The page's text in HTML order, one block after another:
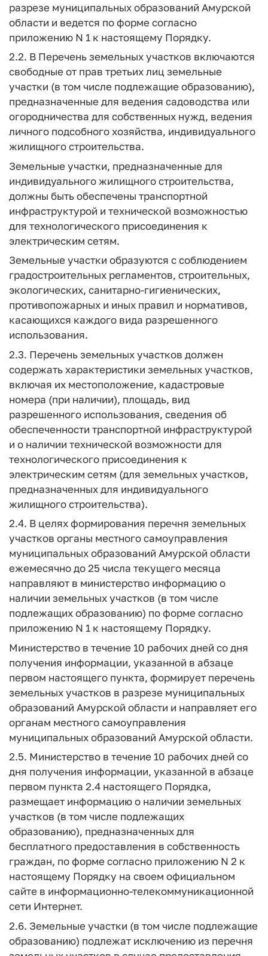
разрезе муниципальных образований Амурской
области и ведется по форме согласно
приложению N 1 к настоящему Порядку.
2.2. В Перечень земельных участков включаются
свободные от прав третьих лиц земельные
участки (в том числе подлежащие образованию),
предназначенные для ведения садоводства или
огородничества для собственных нужд, ведения
личного подсобного хозяйства, индивидуального
жилищного строительства.
Земельные участки, предназначенные для
индивидуального жилищного строительства,
должны быть обеспечены транспортной
инфраструктурой и технической возможностью
для технологического присоединения к
электрическим сетям.
Земельные участки образуются с соблюдением
градостроительных регламентов, строительных,
экологических, санитарно-гигиенических,
противопожарных и иных правил и нормативов,
касающихся каждого вида разрешенного
использования.
2.3. Перечень земельных участков должен
содержать характеристики земельных участков,
включая их местоположение, кадастровые
номера (при наличии), площадь, вид
разрешенного использования, сведения об
обеспеченности транспортной инфраструктурой
и о наличии технической возможности для
технологического присоединения к
электрическим сетям (для земельных участков,
предназначенных для индивидуального
жилищного строительства).
2.4. В целях формирования перечня земельных
участков органы местного самоуправления
муниципальных образований Амурской области
ежемесячно до 25 числа текущего месяца
направляют в министерство информацию о
наличии земельных участков (в том числе
подлежащих образованию) по форме согласно
приложению N 1 к настоящему Порядку.
Министерство в течение 10 рабочих дней со дня
получения информации, указанной в абзаце
первом настоящего пункта, формирует перечень
земельных участков в разрезе муниципальных
образований Амурской области и направляет его
органам местного самоуправления
муниципальных образований Амурской области.
2.5. Министерство в течение 10 рабочих дней со
дня получения информации, указанной в абзаце
первом пункта 2.4 настоящего Порядка,
размещает информацию о наличии земельных
участков (в том числе подлежащих
образованию), предназначенных для
бесплатного предоставления в собственность
граждан, по форме согласно приложению N 2 к
настоящему Порядку на своем официальном
сайте в информационно-телекоммуникационной
сети Интернет.
2.6. Земельные участки (в том числе подлежащие
образованию) подлежат исключению из перечня